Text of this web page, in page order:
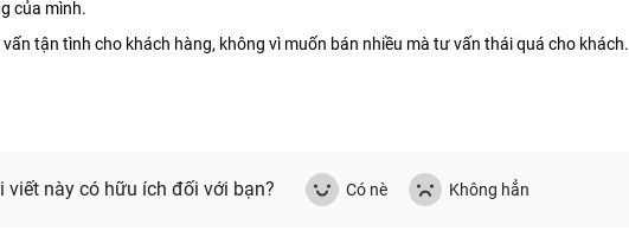
vấn tận tình cho khách hàng, không vì muốn bán nhiều mà tư vấn thái quá cho khách.
viết này có hữu ích đối với bạn? Có nè Không hẳn